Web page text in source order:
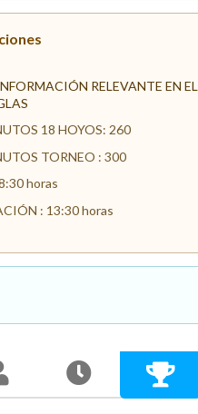
RELEVANTE EN EL
18 HOYOS: 260
TORNEO : 300
horas
: 13:30 horas